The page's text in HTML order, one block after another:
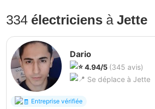
334 électriciens à Jette
Dario
4.94/5 (345 avis)
Se déplace à Jette
Entreprise vérifiée